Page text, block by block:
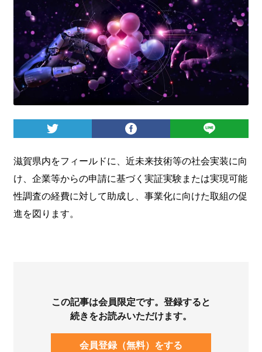
ダウンロード
会員登録
ログイン
滋賀県内をフィールドに、近未来技術等の社会実装に向
け、企業等からの申請に基づく実証実験または実現可能
性調査の経費に対して助成し、事業化に向けた取組の促
進を図ります。
この記事は会員限定です。登録すると
続きをお読みいただけます。
会員登録（無料）をする